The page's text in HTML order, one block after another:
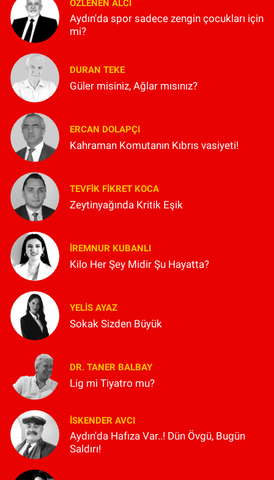
ÖZLENEN ALCI
Aydın'da spor sadece zengin çocukları için
mi?
DURAN TEKE
Güler misiniz, Ağlar mısınız?
ERCAN DOLAPÇI
Kahraman Komutanın Kıbrıs vasiyeti!
TEVFIK FIKRET KOCA
Zeytinyağında Kritik Eşik
İREMNUR KUBANLI
Kilo Her Şey Midir Şu Hayatta?
YELIS AYAZ
Sokak Sizden Büyük
DR. TANER BALBAY
Lig mi Tiyatro mu?
İSKENDER AVCI
Aydın'da Hafıza Var..! Dün Övgü, Bugün
Saldırı!